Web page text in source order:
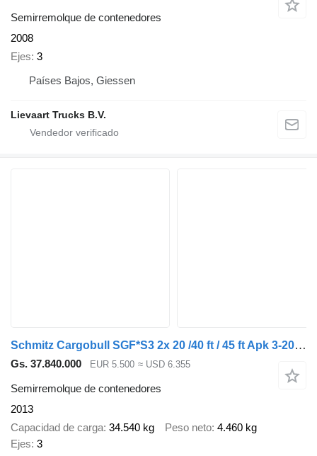
Semirremolque de contenedores
2008
Ejes 3
Países Bajos, Giessen
Lievaart Trucks B.V.
Schmitz Cargobull SGF*S3 2x 20 /40 ft / 45 ft Apk 3-2027 / Disc brakes
Gs. 37.840.000 EUR 5.500 ≈ USD 6.355
Semirremolque de contenedores
2013
Capacidad de carga 34.540 kg Peso neto 4.460 kg
Ejes 3